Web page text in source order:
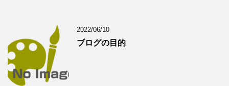
2022/06/10
ブログの目的